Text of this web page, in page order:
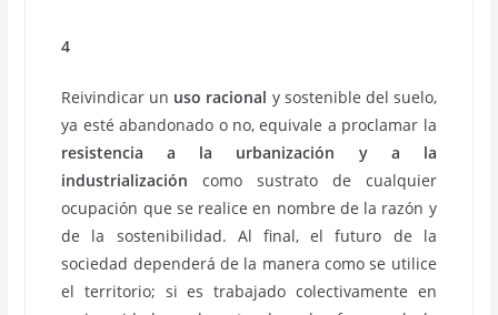
4
Reivindicar un uso racional y sostenible del suelo,
ya esté abandonado o no, equivale a proclamar la
resistencia a la urbanización y a la
industrialización como sustrato de cualquier
ocupación que se realice en nombre de la razón y
de la sostenibilidad. Al final, el futuro de la
sociedad dependerá de la manera como se utilice
el territorio; si es trabajado colectivamente en